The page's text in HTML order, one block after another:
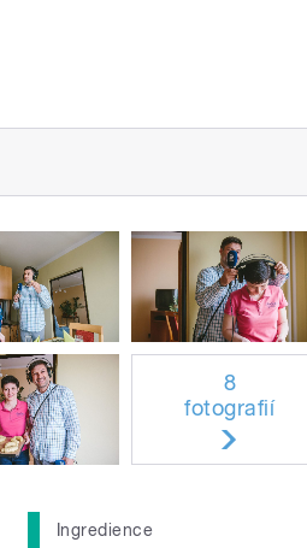
8
fotografií
Ingredience